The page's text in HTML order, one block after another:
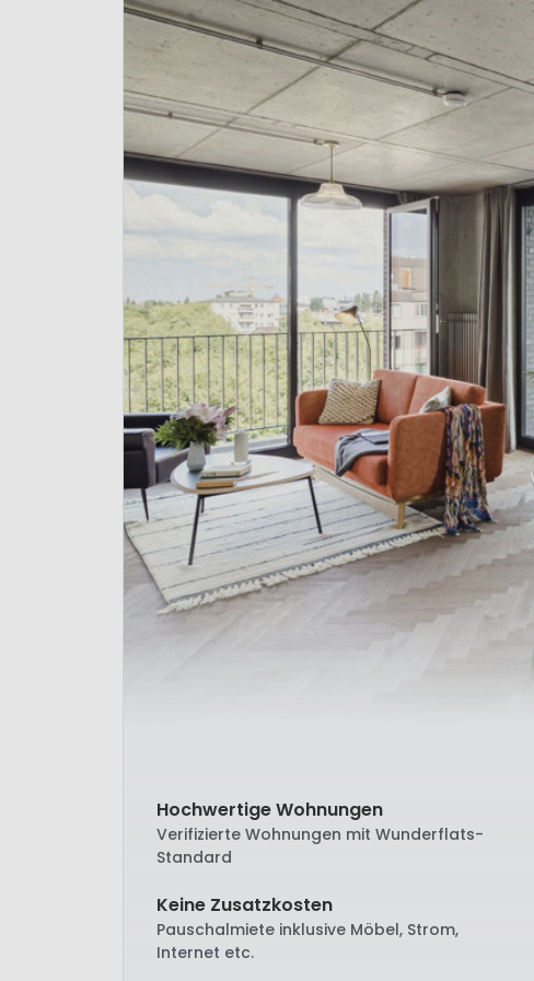
Hochwertige Wohnungen
Verifizierte Wohnungen mit Wunderflats-
Standard
Keine Zusatzkosten
Pauschalmiete inklusive Möbel, Strom,
Internet etc.